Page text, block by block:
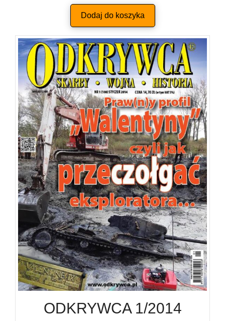
Dodaj do koszyka
ODKRYWCA 1/2014